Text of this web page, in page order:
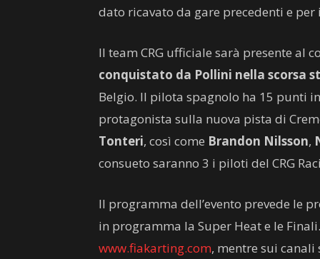
dato ricavato da gare precedenti e
Il team CRG ufficiale sarà presente al
conquistato da Pollini nella scorsa
Belgio. Il pilota spagnolo ha 15 punti
protagonista sulla nuova pista di
Tonteri, così come Brandon Nilsson,
consueto saranno 3 i piloti del CRG
Il programma dell’evento prevede le
in programma la Super Heat e le
www.fiakarting.com, mentre sui